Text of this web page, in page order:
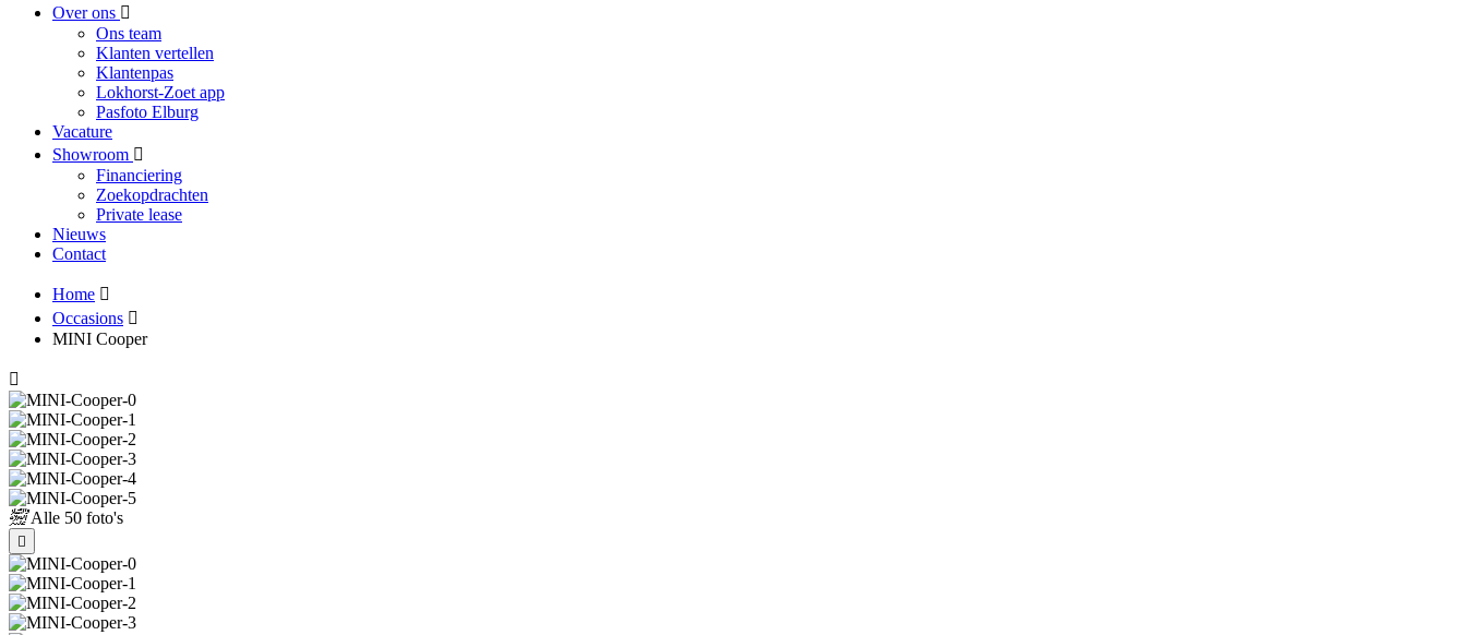
Over ons
Ons team
Klanten vertellen
Klantenpas
Lokhorst-Zoet app
Pasfoto Elburg
Vacature
Showroom
Financiering
Zoekopdrachten
Private lease
Nieuws
Contact
Home
Occasions
MINI Cooper
Alle 50 foto's